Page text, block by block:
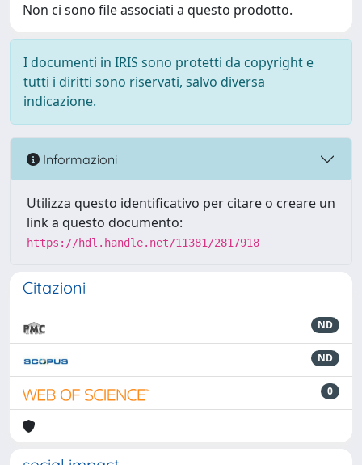
Non ci sono file associati a questo prodotto.
I documenti in IRIS sono protetti da copyright e
tutti i diritti sono riservati, salvo diversa
indicazione.
Informazioni
Utilizza questo identificativo per citare o creare un
link a questo documento:
https://hdl.handle.net/11381/2817918
Citazioni
ND
ND
0